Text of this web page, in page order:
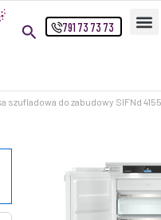
791 73 73 73
szufladowa do zabudowy SIFNd